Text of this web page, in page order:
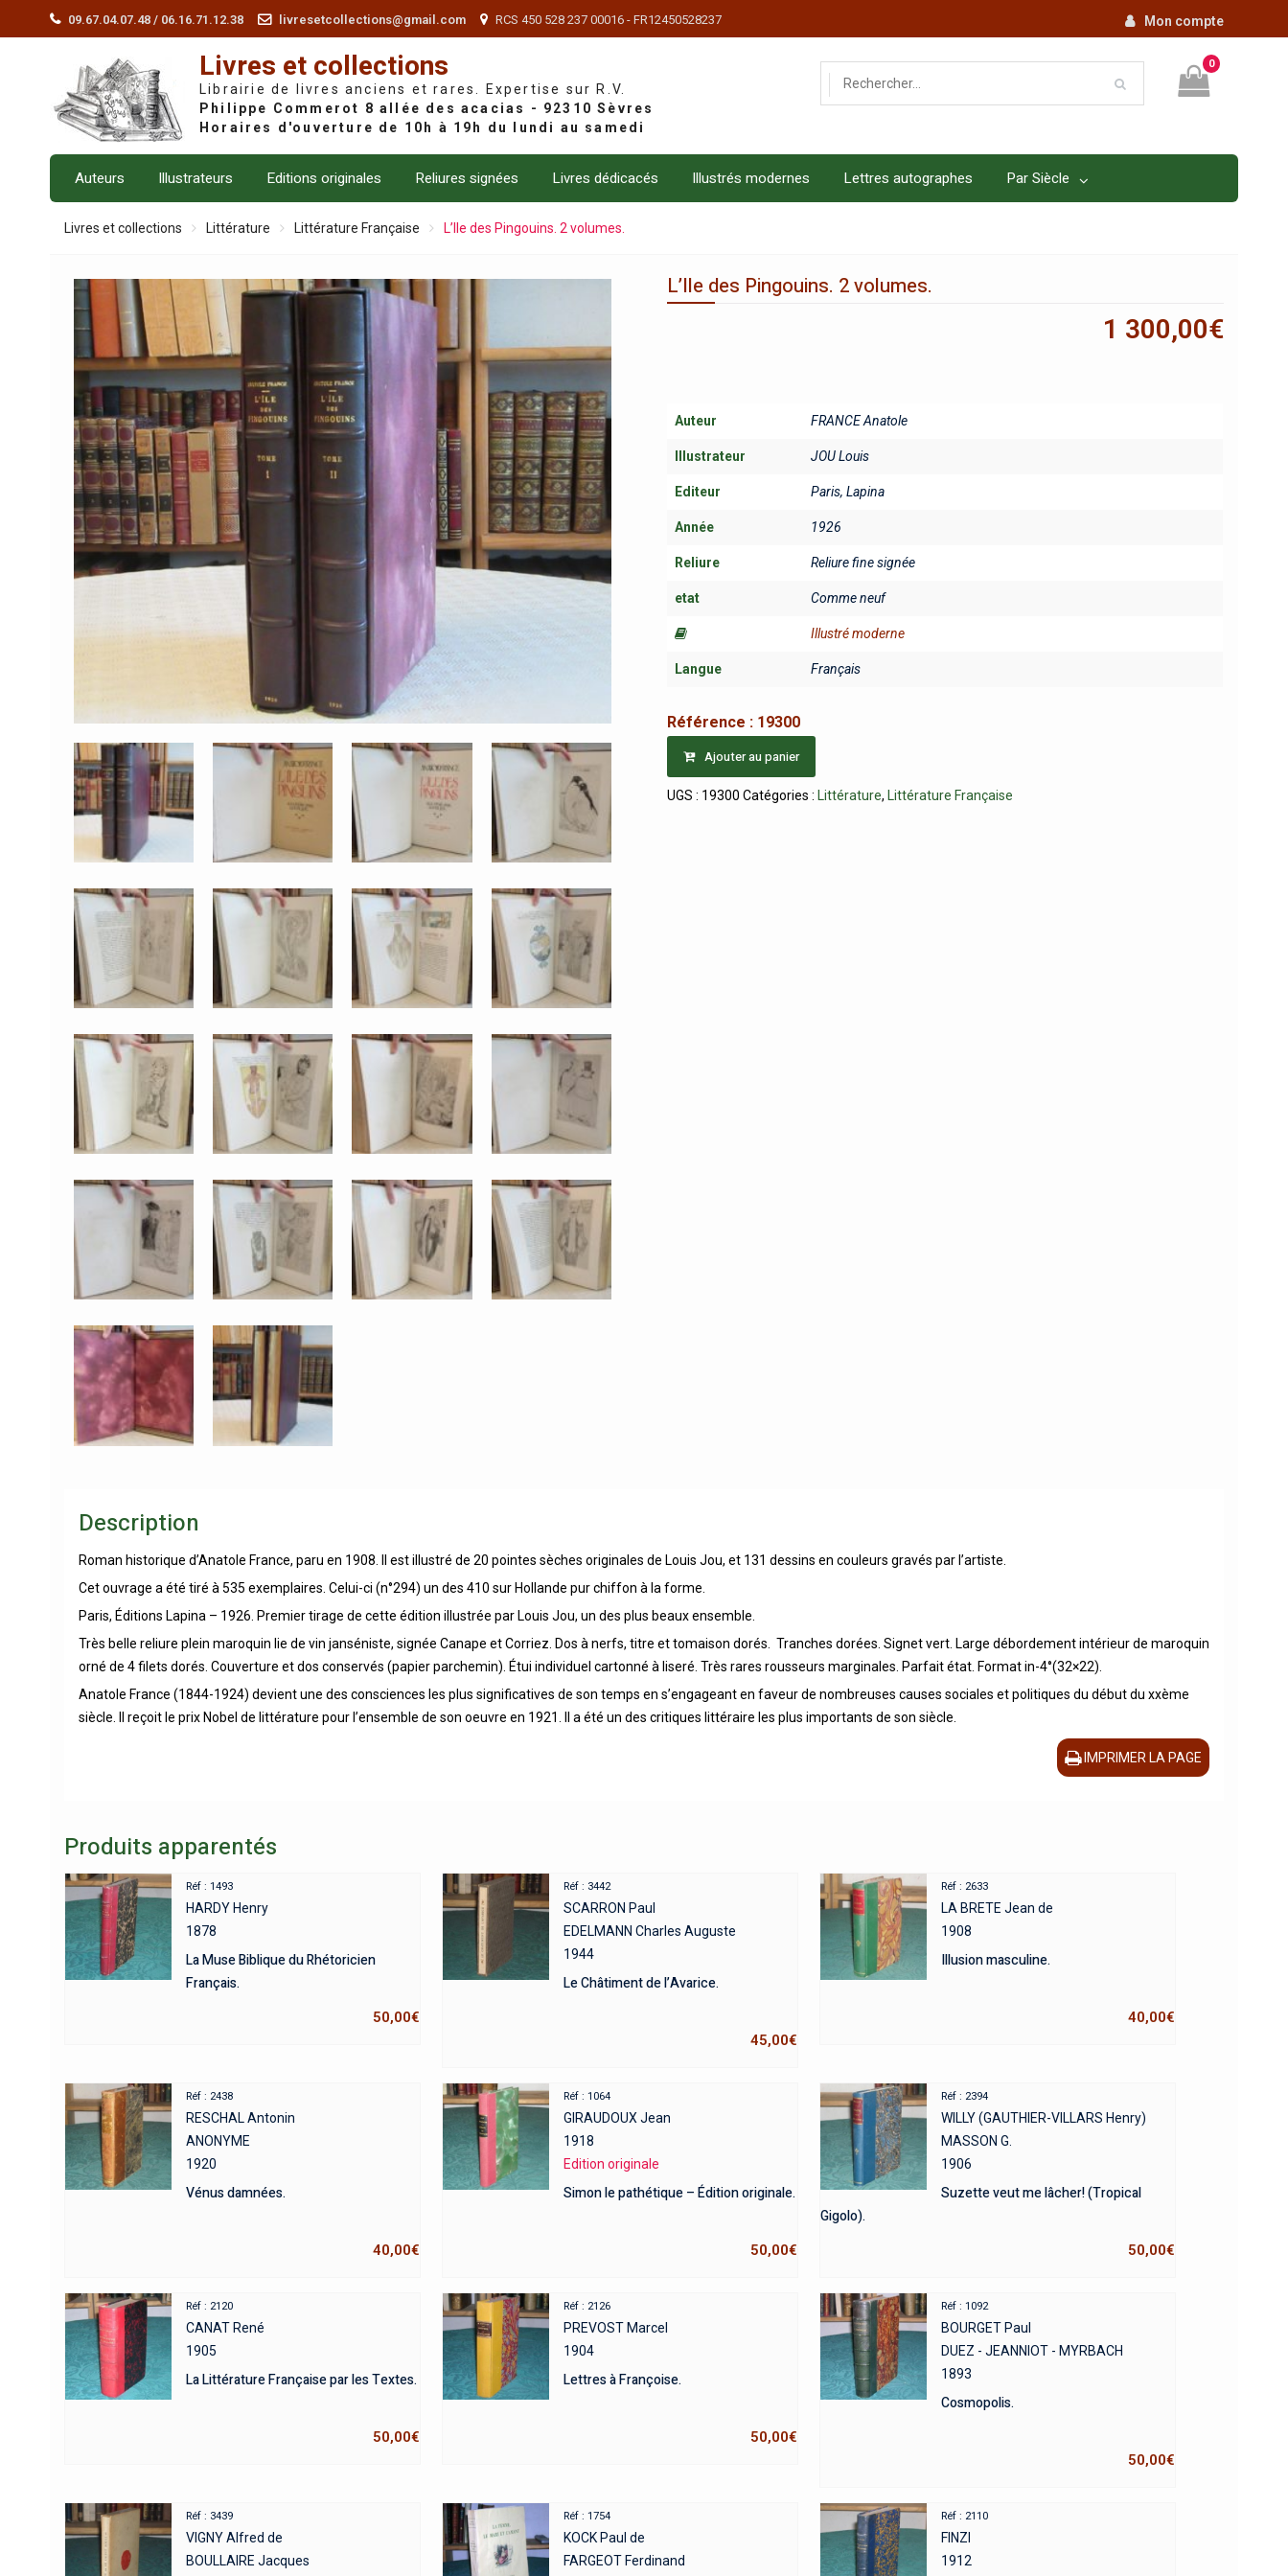
09.67.04.07.48 / 06.16.71.12.38 livresetcollections@gmail.com RCS 450 528 237 00016 - FR12450528237 Mon compte
Livres et collections
Librairie de livres anciens et rares. Expertise sur R.V.
0
Auteurs Illustrateurs Editions originales Reliures signées Livres dédicacés Illustrés modernes Lettres autographes Par Siècle
Livres et collections Littérature Littérature Française L’Ile des Pingouins. 2 volumes.
L’Ile des Pingouins. 2 volumes.
1 300,00€
Auteur FRANCE Anatole
Illustrateur JOU Louis
Editeur Paris, Lapina
Année 1926
Reliure Reliure fine signée
etat Comme neuf
Illustré moderne
Langue Français
Référence : 19300
Ajouter au panier
UGS : 19300 Catégories : Littérature, Littérature Française
Description
Roman historique d’Anatole France, paru en 1908. Il est illustré de 20 pointes sèches originales de Louis Jou, et 131 dessins en couleurs gravés par l’artiste.
Cet ouvrage a été tiré à 535 exemplaires. Celui-ci (n°294) un des 410 sur Hollande pur chiffon à la forme.
Paris, Éditions Lapina – 1926. Premier tirage de cette édition illustrée par Louis Jou, un des plus beaux ensemble.
Très belle reliure plein maroquin lie de vin janséniste, signée Canape et Corriez. Dos à nerfs, titre et tomaison dorés. Tranches dorées. Signet vert. Large débordement intérieur de maroquin
orné de 4 filets dorés. Couverture et dos conservés (papier parchemin). Étui individuel cartonné à liseré. Très rares rousseurs marginales. Parfait état. Format in-4°(32×22).
Anatole France (1844-1924) devient une des consciences les plus significatives de son temps en s’engageant en faveur de nombreuses causes sociales et politiques du début du xxème
siècle. Il reçoit le prix Nobel de littérature pour l’ensemble de son oeuvre en 1921. Il a été un des critiques littéraire les plus importants de son siècle.
IMPRIMER LA PAGE
Produits apparentés
Réf : 1493
HARDY Henry
1878
La Muse Biblique du Rhétoricien
Français.
50,00€
Réf : 3442
SCARRON Paul
EDELMANN Charles Auguste
1944
Le Châtiment de l’Avarice.
45,00€
Réf : 2633
LA BRETE Jean de
1908
Illusion masculine.
40,00€
Réf : 2438
RESCHAL Antonin
ANONYME
1920
Vénus damnées.
40,00€
Réf : 1064
GIRAUDOUX Jean
1918
Edition originale
Simon le pathétique – Édition originale.
50,00€
Réf : 2394
WILLY (GAUTHIER-VILLARS Henry)
MASSON G.
1906
Suzette veut me lâcher! (Tropical
Gigolo).
50,00€
Réf : 2120
CANAT René
1905
La Littérature Française par les Textes.
50,00€
Réf : 2126
PREVOST Marcel
1904
Lettres à Françoise.
50,00€
Réf : 1092
BOURGET Paul
DUEZ - JEANNIOT - MYRBACH
1893
Cosmopolis.
50,00€
Réf : 3439
VIGNY Alfred de
BOULLAIRE Jacques
Réf : 1754
KOCK Paul de
FARGEOT Ferdinand
Réf : 2110
FINZI
1912